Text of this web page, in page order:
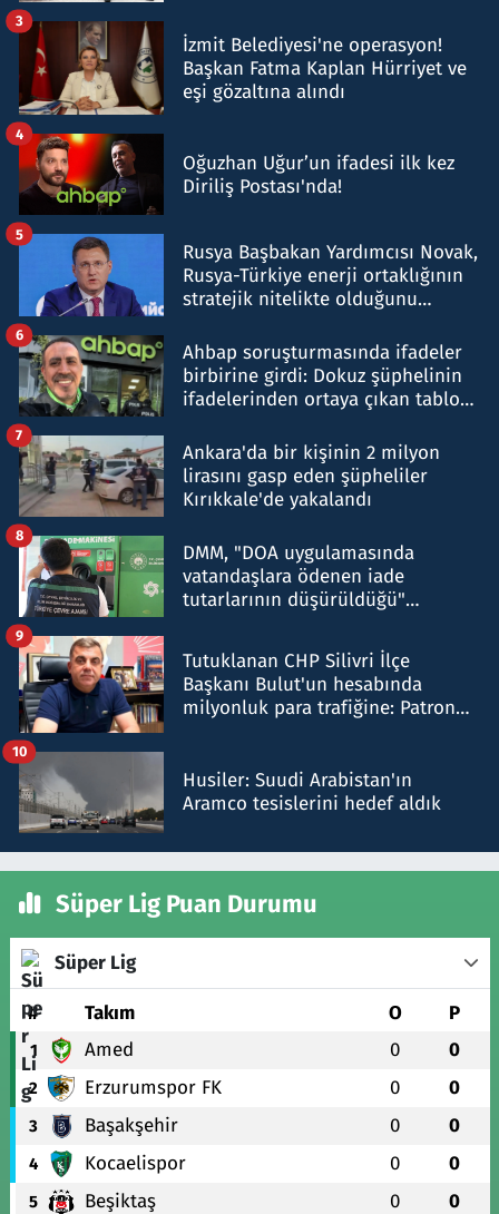
İzmit Belediyesi'ne operasyon!
Başkan Fatma Kaplan Hürriyet ve
eşi gözaltına alındı
3
Oğuzhan Uğur’un ifadesi ilk kez
Diriliş Postası'nda!
4
Rusya Başbakan Yardımcısı Novak,
Rusya-Türkiye enerji ortaklığının
stratejik nitelikte olduğunu
5
Ahbap soruşturmasında ifadeler
birbirine girdi: Dokuz şüphelinin
ifadelerinden ortaya çıkan tablo
6
Ankara'da bir kişinin 2 milyon
lirasını gasp eden şüpheliler
Kırıkkale'de yakalandı
7
DMM, "DOA uygulamasında
vatandaşlara ödenen iade
tutarlarının düşürüldüğü"
8
Tutuklanan CHP Silivri İlçe
Başkanı Bulut'un hesabında
milyonluk para trafiğine: Patron
9
Husiler: Suudi Arabistan'ın
Aramco tesislerini hedef aldık
10
Süper Lig Puan Durumu
Süper Lig
# Takım O P
1 Amed 0 0
2 Erzurumspor FK 0 0
3 Başakşehir 0 0
4 Kocaelispor 0 0
5 Beşiktaş 0 0